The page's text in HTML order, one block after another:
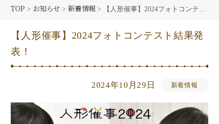
TOP > お知らせ >新着情報 > 【人形催事】2024フォトコンテスト結果発表！
【人形催事】2024フォトコンテスト結果発
表！
2024年10月29日 新着情報